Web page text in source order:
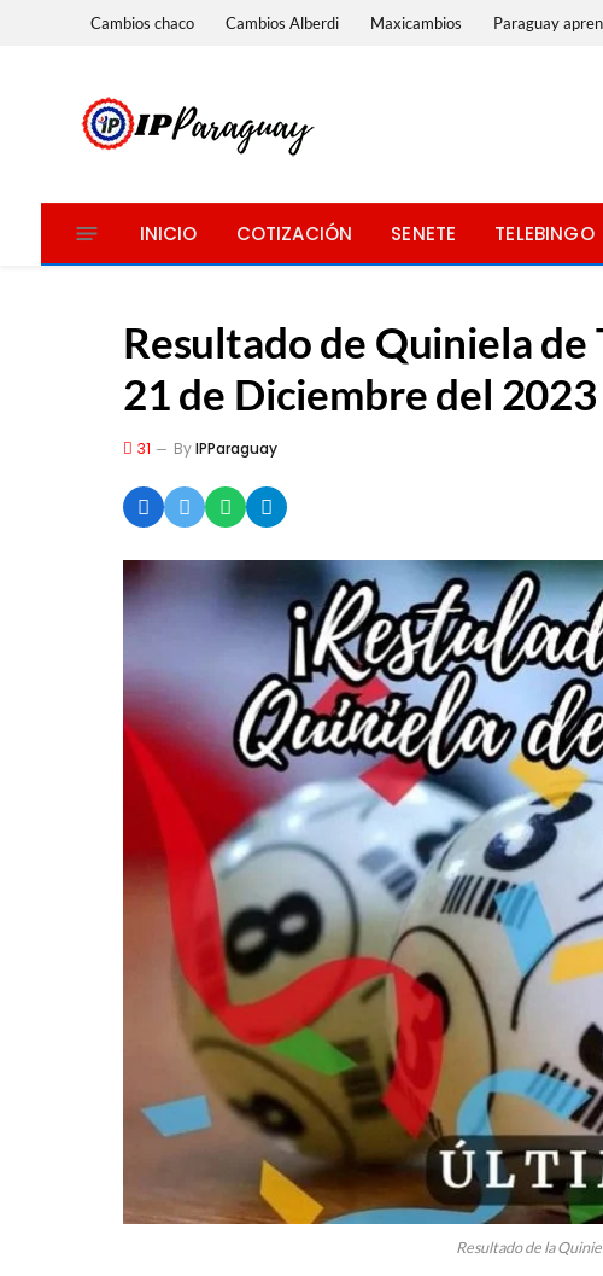
Cambios chaco Cambios Alberdi Maxicambios Paraguay
INICIO COTIZACIÓN SENETE TELEBINGO
Resultado de Quiniela de
21 de Diciembre del 2023
31 ByIPParaguay
Resultado de la